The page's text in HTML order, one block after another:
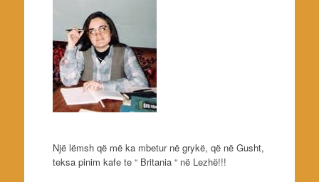
Një lëmsh që më ka mbetur në grykë, që në Gusht,
teksa pinim kafe te “ Britania “ në Lezhë!!!